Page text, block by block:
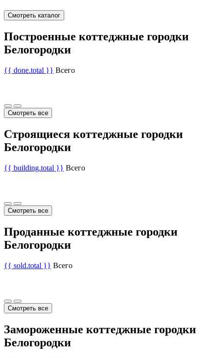
Смотреть каталог
Построенные коттеджные городки
Белогородки
{{ done.total }} Всего
Смотреть все
Строящиеся коттеджные городки
Белогородки
{{ building.total }} Всего
Смотреть все
Проданные коттеджные городки
Белогородки
{{ sold.total }} Всего
Смотреть все
Замороженные коттеджные городки
Белогородки